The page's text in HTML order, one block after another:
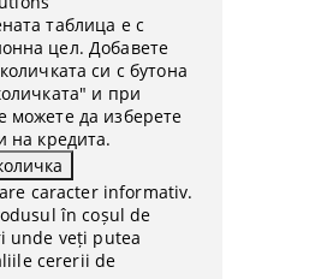
таблица е с
цел. Добавете
си с бутона
и при
можете да изберете
на кредита.
caracter informativ.
în coșul de
unde veți putea
cererii de